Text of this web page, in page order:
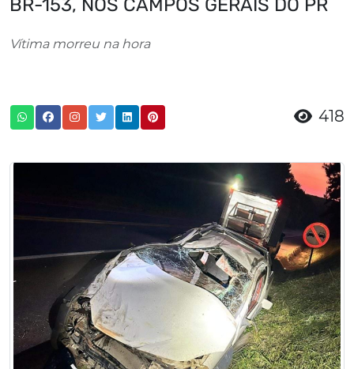
BR-153, NOS CAMPOS GERAIS DO PR
Vítima morreu na hora
418